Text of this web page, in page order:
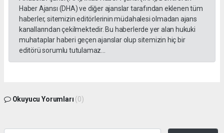
Haber Ajansı (DHA) ve diğer ajanslar tarafından eklenen tüm
haberler, sitemizin editörlerinin müdahalesi olmadan ajans
kanallarından çekilmektedir. Bu haberlerde yer alan hukuki
muhataplar haberi geçen ajanslar olup sitemizin hiç bir
editörü sorumlu tutulamaz...
Okuyucu Yorumları (0)